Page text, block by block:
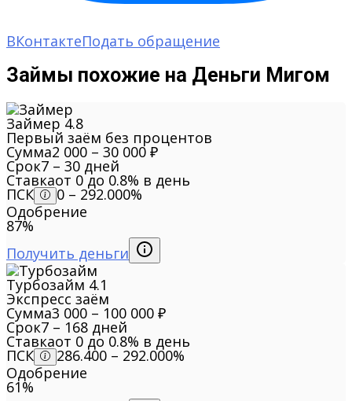
ВКонтактеПодать обращение
Займы похожие на Деньги Мигом
Займер 4.8
Первый заём без процентов
Сумма2 000 – 30 000 ₽
Срок7 – 30 дней
Ставкаот 0 до 0.8% в день
ПСК
0 – 292.000%
Одобрение
87%
Получить деньги
Турбозайм 4.1
Экспресс заём
Сумма3 000 – 100 000 ₽
Срок7 – 168 дней
Ставкаот 0 до 0.8% в день
ПСК
286.400 – 292.000%
Одобрение
61%